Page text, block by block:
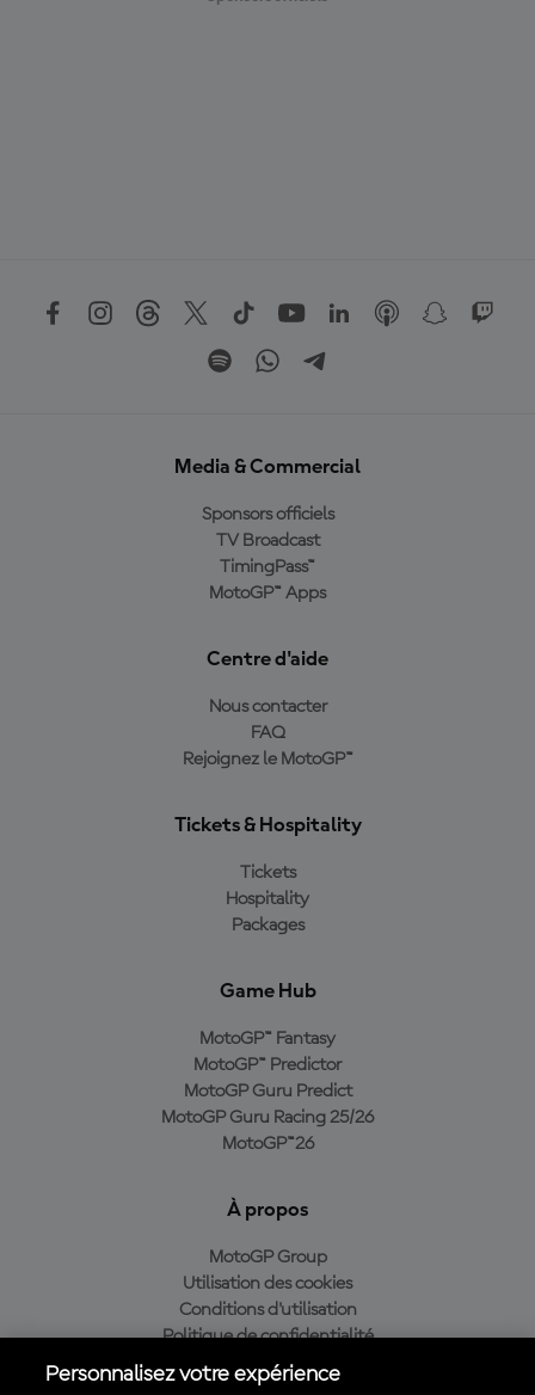
Media & Commercial
Sponsors officiels
TV Broadcast
TimingPass™
MotoGP™ Apps
Centre d'aide
Nous contacter
FAQ
Rejoignez le MotoGP™
Tickets & Hospitality
Tickets
Hospitality
Packages
Game Hub
MotoGP™ Fantasy
MotoGP™ Predictor
MotoGP Guru Predict
MotoGP Guru Racing 25/26
MotoGP™26
À propos
MotoGP Group
Utilisation des cookies
Conditions d'utilisation
Politique de confidentialité
Politique d’achat
Personnalisez votre expérience